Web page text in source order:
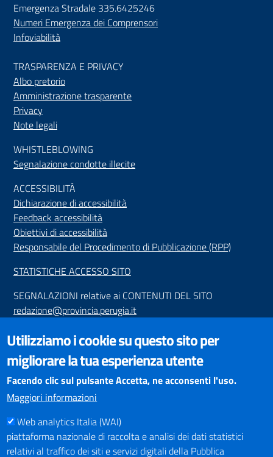
Emergenza Stradale 335.6425246
Numeri Emergenza dei Comprensori
Infoviabilità
TRASPARENZA E PRIVACY
Albo pretorio
Amministrazione trasparente
Privacy
Note legali
WHISTLEBLOWING
Segnalazione condotte illecite
ACCESSIBILITÀ
Dichiarazione di accessibilità
Feedback accessibilità
Obiettivi di accessibilità
Responsabile del Procedimento di Pubblicazione (RPP)
STATISTICHE ACCESSO SITO
SEGNALAZIONI relative ai CONTENUTI DEL SITO
redazione@provincia.perugia.it
VISUALIZZAZIONE CONTENUTI
Il sito internet della Provincia di Perugia è ottimizzato per
essere visualizzato dai principali browser aggiornati. L'uso di
browser non aggiornati può creare problemi di visualizzazione
dei contenuti.
PAGAMENTI
Utilizziamo i cookie su questo sito per
migliorare la tua esperienza utente
Facendo clic sul pulsante Accetta, ne acconsenti l'uso.
Maggiori informazioni
Web analytics Italia (WAI)
piattaforma nazionale di raccolta e analisi dei dati statistici
relativi al traffico dei siti e servizi digitali della Pubblica